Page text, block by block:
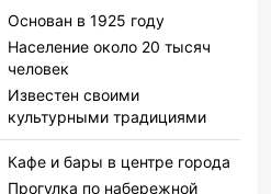
Основан в 1925 году
Население около 20 тысяч
человек
Известен своими
культурными традициями
Кафе и бары в центре города
Прогулка по набережной